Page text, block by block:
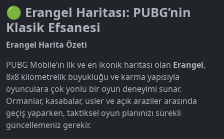
🟢 Erangel Haritası: PUBG’nin
Klasik Efsanesi
Erangel Harita Özeti
PUBG Mobile’ın ilk ve en ikonik haritası olan Erangel,
8x8 kilometrelik büyüklüğü ve karma yapısıyla
oyunculara çok yönlü bir oyun deneyimi sunar.
Ormanlar, kasabalar, üsler ve açık araziler arasında
geçiş yaparken, taktiksel oyun planınızı sürekli
güncellemeniz gerekir.